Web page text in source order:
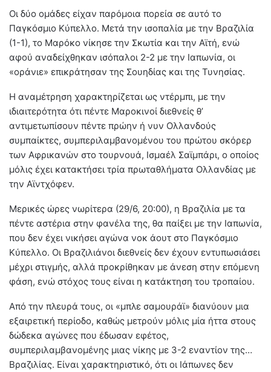
Οι δύο ομάδες είχαν παρόμοια πορεία σε αυτό το
Παγκόσμιο Κύπελλο. Μετά την ισοπαλία με την Βραζιλία
(1-1), το Μαρόκο νίκησε την Σκωτία και την Αϊτή, ενώ
αφού αναδείχθηκαν ισόπαλοι 2-2 με την Ιαπωνία, οι
«οράνιε» επικράτησαν της Σουηδίας και της Τυνησίας.
Η αναμέτρηση χαρακτηρίζεται ως ντέρμπι, με την
ιδιαιτερότητα ότι πέντε Μαροκινοί διεθνείς θ’
αντιμετωπίσουν πέντε πρώην ή νυν Ολλανδούς
συμπαίκτες, συμπεριλαμβανομένου του πρώτου σκόρερ
των Αφρικανών στο τουρνουά, Ισμαέλ Σαϊμπάρι, ο οποίος
μόλις έχει κατακτήσει τρία πρωταθλήματα Ολλανδίας με
την Αϊντχόφεν.
Μερικές ώρες νωρίτερα (29/6, 20:00), η Βραζιλία με τα
πέντε αστέρια στην φανέλα της, θα παίξει με την Ιαπωνία,
που δεν έχει νικήσει αγώνα νοκ άουτ στο Παγκόσμιο
Κύπελλο. Οι Βραζιλιάνοι διεθνείς δεν έχουν εντυπωσιάσει
μέχρι στιγμής, αλλά προκρίθηκαν με άνεση στην επόμενη
φάση, ενώ στόχος τους είναι η κατάκτηση του τροπαίου.
Από την πλευρά τους, οι «μπλε σαμουράϊ» διανύουν μια
εξαιρετική περίοδο, καθώς μετρούν μόλις μία ήττα στους
δώδεκα αγώνες που έδωσαν εφέτος,
συμπεριλαμβανομένης μιας νίκης με 3-2 εναντίον της…
Βραζιλίας. Είναι χαρακτηριστικό, ότι οι Ιάπωνες δεν